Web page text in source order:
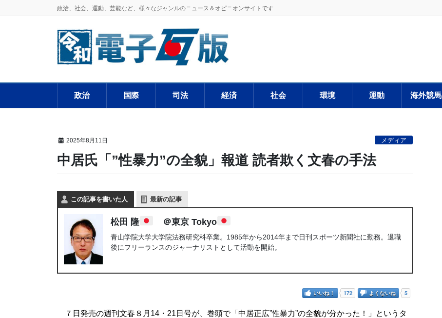
政治、社会、運動、芸能など、様々なジャンルのニュース＆オピニオンサイトです
政治 国際 司法 経済 社会 環境 運動 海外競馬
2025年8月11日 メディア
中居氏「”性暴力”の全貌」報道 読者欺く文春の手法
この記事を書いた人 最新の記事
松田 隆 ＠東京 Tokyo
青山学院大学大学院法務研究科卒業。1985年から2014年まで日刊スポーツ新聞社に勤務。退職
後にフリーランスのジャーナリストとして活動を開始。
いいね！ 172 よくないね 5
７日発売の週刊文春８月14・21日号が、巻頭で「中居正広”性暴力”の全貌が分かった！」というタ